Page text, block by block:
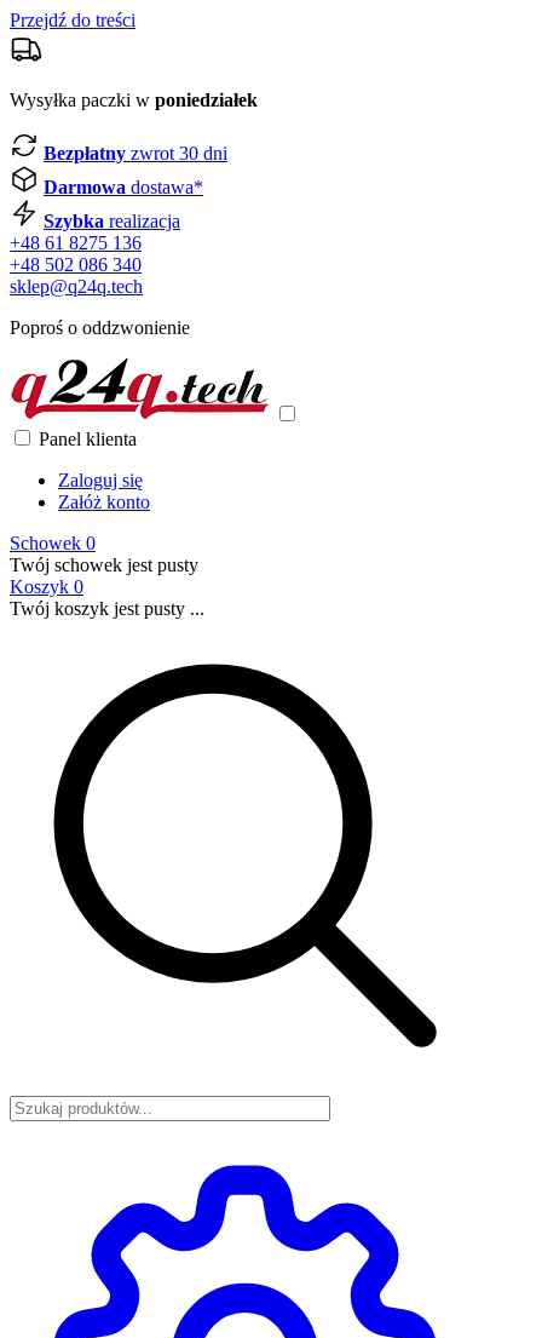
Przejdź do treści
Wysyłka paczki w poniedziałek
Bezpłatny zwrot 30 dni
Darmowa dostawa*
Szybka realizacja
+48 61 8275 136
+48 502 086 340
sklep@q24q.tech
Poproś o oddzwonienie
Panel klienta
Zaloguj się
Załóż konto
Schowek 0
Twój schowek jest pusty
Koszyk 0
Twój koszyk jest pusty ...